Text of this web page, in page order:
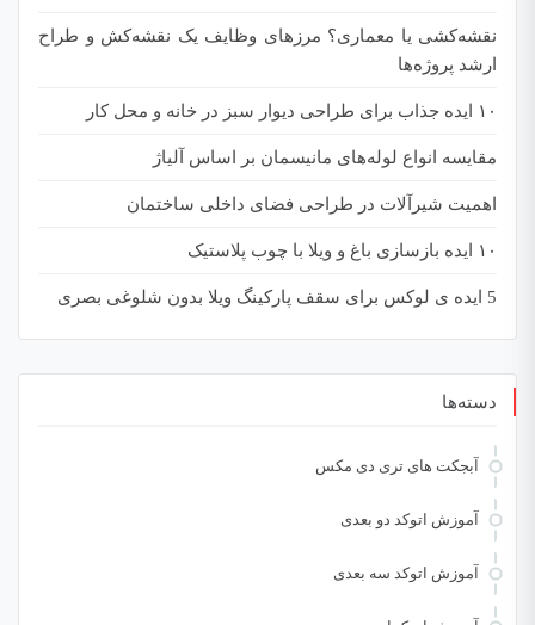
نقشه‌کشی یا معماری؟ مرزهای وظایف یک نقشه‌کش و طراح
ارشد پروژه‌ها
۱۰ ایده جذاب برای طراحی دیوار سبز در خانه و محل کار
مقایسه انواع لوله‌های مانیسمان بر اساس آلیاژ
اهمیت شیرآلات در طراحی فضای داخلی ساختمان
۱۰ ایده‌ بازسازی باغ و ویلا با چوب پلاستیک
5 ایده ی لوکس برای سقف پارکینگ ویلا بدون شلوغی بصری
دسته‌ها
آبجکت های تری دی مکس
آموزش اتوکد دو بعدی
آموزش اتوکد سه بعدی